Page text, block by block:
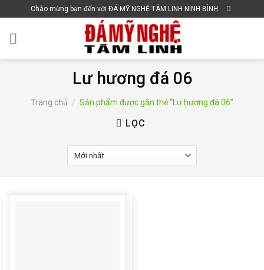
to
content
Chào mừng bạn đến với ĐÁ MỸ NGHỆ TÂM LINH NINH BÌNH
Lư hương đá 06
Trang chủ / Sản phẩm được gắn thẻ “Lư hương đá 06”
LỌC